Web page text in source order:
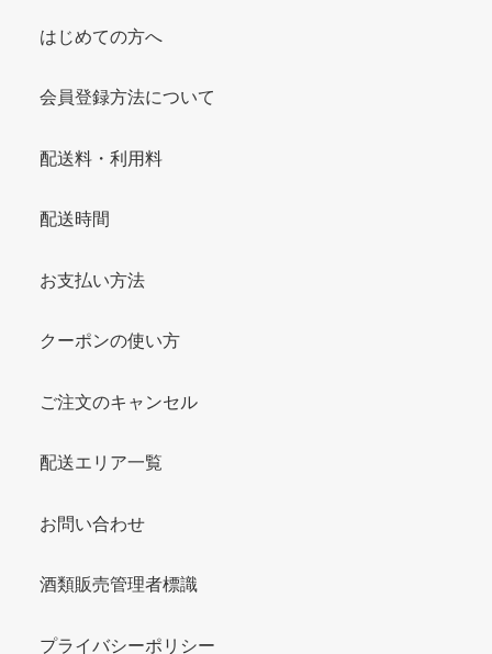
はじめての方へ
会員登録方法について
配送料・利用料
配送時間
お支払い方法
クーポンの使い方
ご注文のキャンセル
配送エリア一覧
お問い合わせ
酒類販売管理者標識
プライバシーポリシー